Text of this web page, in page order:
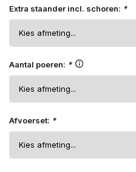
Extra staander incl. schoren: *
Aantal poeren: *
Afvoerset: *